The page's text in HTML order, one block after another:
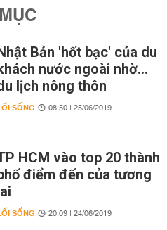
Bản 'hốt bạc' của du
nước ngoài nhờ…
lịch nông thôn
SỐNG 08:50 | 25/06/2019
HCM vào top 20 thành
điểm đến của tương
SỐNG 20:09 | 24/06/2019